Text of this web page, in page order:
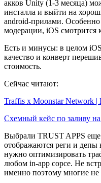
акков Unity (1-3 месяца)
инсталла и выйти на
android-прилами.
модерации, iOS смотрится
Есть и минусы: в целом
качество и конверт
стоимость.
Сейчас читают:
Traffis x Moonstar Network
Схемный кейс по заливу
Выбрали TRUST APPS еще
отображаются реги и депы
нужно оптимизировать
любом in-app сорсе. Не
именно поэтому многие не